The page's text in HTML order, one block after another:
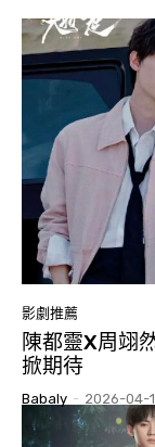
影劇推薦
陳都靈X周翊
掀期待
Babaly - 2026-04-